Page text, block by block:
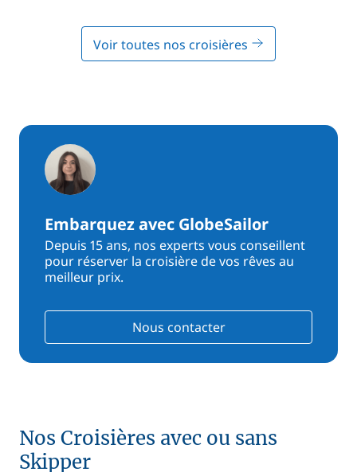
Voir toutes nos croisières
Embarquez avec GlobeSailor
Depuis 15 ans, nos experts vous conseillent
pour réserver la croisière de vos rêves au
meilleur prix.
Nous contacter
Nos Croisières avec ou sans
Skipper